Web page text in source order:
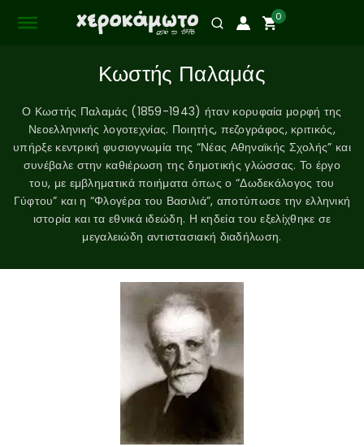
0
Κωστής Παλαμάς
Ο Κωστής Παλαμάς (1859-1943) ήταν κορυφαία μορφή της
Νεοελληνικής λογοτεχνίας. Ποιητής, πεζογράφος, κριτικός,
υπήρξε κεντρική φυσιογνωμία της “Νέας Αθηναϊκής Σχολής” και
συνέβαλε στην καθιέρωση της δημοτικής γλώσσας. Το έργο
του, με εμβληματικά ποιήματα όπως ο “Δωδεκάλογος του
Γύφτου” και η “Φλογέρα του Βασιλιά”, αποτύπωσε την ελληνική
ιστορία και τα εθνικά ιδεώδη. Η κηδεία του εξελίχθηκε σε
μεγαλειώδη αντιστασιακή διαδήλωση.